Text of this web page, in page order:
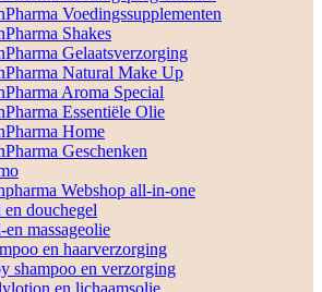
Voedingssupplementen
Shakes
Gelaatsverzorging
Natural Make Up
Aroma Special
Essentiële Olie
Home
Geschenken
Webshop all-in-one
en douchegel
en massageolie
en haarverzorging
shampoo en verzorging
en lichaamsolie